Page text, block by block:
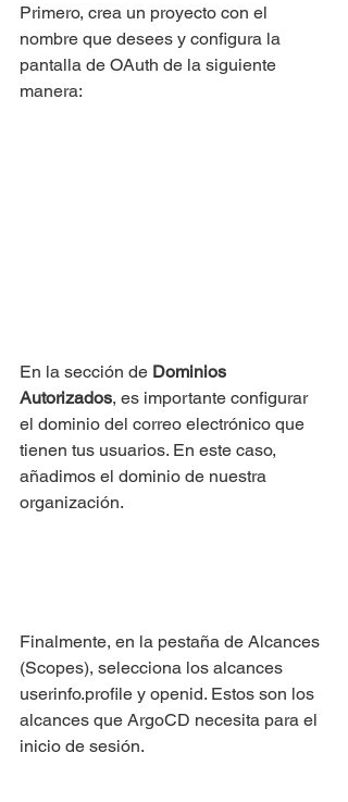
Primero, crea un proyecto con el
nombre que desees y configura la
pantalla de OAuth de la siguiente
manera:
En la sección de Dominios
Autorizados, es importante configurar
el dominio del correo electrónico que
tienen tus usuarios. En este caso,
añadimos el dominio de nuestra
organización.
Finalmente, en la pestaña de Alcances
(Scopes), selecciona los alcances
userinfo.profile y openid. Estos son los
alcances que ArgoCD necesita para el
inicio de sesión.